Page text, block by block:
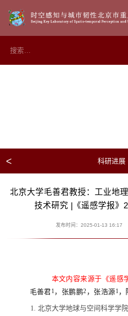
< 科研进展
北京大学毛善君教授：工业地
技术研究 |《遥感学报》
发布时间：2025-01-13 16:17
本文内容来源于《遥感
毛善君1 ，张鹏鹏2 ，张浩源1 ，
1. 北京大学地球与空间科学学